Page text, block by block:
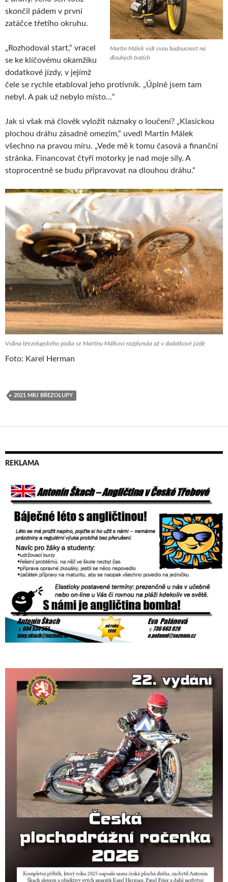
Martin Málek vidí svou budoucnost na
dlouhých tratích
skončil pádem v první
zatáčce třetího okruhu.
„Rozhodoval start,“ vracel
se ke klíčovému okamžiku
dodatkové jízdy, v jejímž
čele se rychle etabloval jeho protivník. „Úplně jsem tam
nebyl. A pak už nebylo místo…“
Jak si však má člověk vyložit náznaky o loučení? „Klasickou
plochou dráhu zásadně omezím,“ uvedl Martin Málek
všechno na pravou míru. „Vede mě k tomu časová a finanční
stránka. Financovat čtyři motorky je nad moje síly. A
stoprocentně se budu připravovat na dlouhou dráhu.“
Vidina březolupského pódia se Martinu Málkovi rozplynula až v dodatkové jízdě
Foto: Karel Herman
2021 MRJ BŘEZOLUPY
REKLAMA